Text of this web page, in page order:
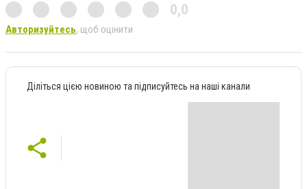
0,0
Авторизуйтесь, щоб оцінити
Діліться цією новиною та підписуйтесь на наші канали